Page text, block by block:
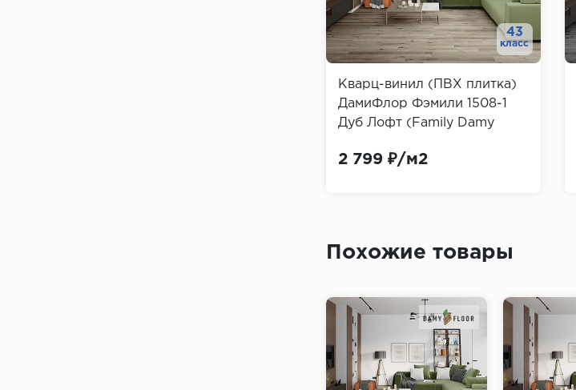
43
класс
Кварц-винил (ПВХ плитка)
ДамиФлор Фэмили 1508-1
Дуб Лофт (Family Damy
2 799 ₽/м2
Похожие товары